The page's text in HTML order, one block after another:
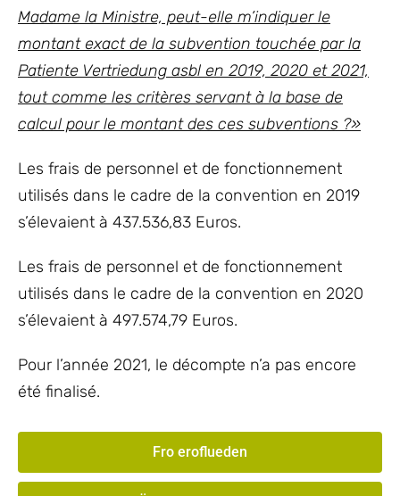
Madame la Ministre, peut-elle m’indiquer le
montant exact de la subvention touchée par la
Patiente Vertriedung asbl en 2019, 2020 et 2021,
tout comme les critères servant à la base de
calcul pour le montant des ces subventions ?»
Les frais de personnel et de fonctionnement
utilisés dans le cadre de la convention en 2019
s’élevaient à 437.536,83 Euros.
Les frais de personnel et de fonctionnement
utilisés dans le cadre de la convention en 2020
s’élevaient à 497.574,79 Euros.
Pour l’année 2021, le décompte n’a pas encore
été finalisé.
Fro eroflueden